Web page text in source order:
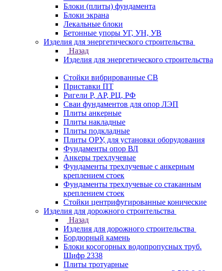
Блоки (плиты) фундамента
Блоки экрана
Лекальные блоки
Бетонные упоры УГ, УН, УВ
Изделия для энергетического строительства
Назад
Изделия для энергетического строительства
Стойки вибрированные СВ
Приставки ПТ
Ригели Р, АР, РЦ, РФ
Сваи фундаментов для опор ЛЭП
Плиты анкерные
Плиты накладные
Плиты подкладные
Плиты ОРУ, для установки оборудования
Фундаменты опор ВЛ
Анкеры трехлучевые
Фундаменты трехлучевые с анкерным
креплением стоек
Фундаменты трехлучевые со стаканным
креплением стоек
Стойки центрифугированные конические
Изделия для дорожного строительства
Назад
Изделия для дорожного строительства
Бордюрный камень
Блоки косогорных водопропусных труб.
Шифр 2338
Плиты тротуарные